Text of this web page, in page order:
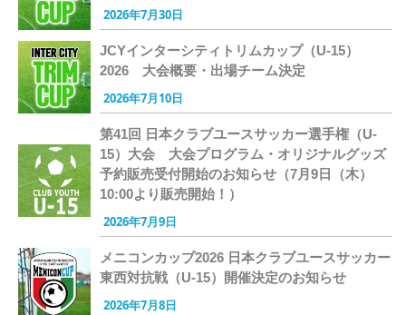
2026年7月30日
JCYインターシティトリムカップ（U-15）
2026 大会概要・出場チーム決定
2026年7月10日
第41回 日本クラブユースサッカー選手権（U-
15）大会 大会プログラム・オリジナルグッズ
予約販売受付開始のお知らせ（7月9日（木）
10:00より販売開始！）
2026年7月9日
メニコンカップ2026 日本クラブユースサッカー
東西対抗戦（U-15）開催決定のお知らせ
2026年7月8日